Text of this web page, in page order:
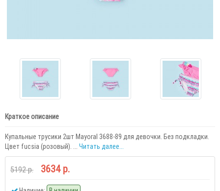
Краткое описание
Купальные трусики 2шт Mayoral 3688-89 для девочки. Без подкладки.
Цвет fucsia (розовый). ... Читать далее...
5192 р. 3634 р.